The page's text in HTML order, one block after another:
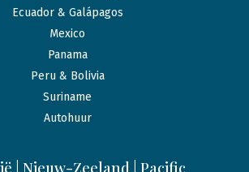
Ecuador & Galápagos
Mexico
Panama
Peru & Bolivia
Suriname
Autohuur
| Nieuw-Zeeland | Pacific